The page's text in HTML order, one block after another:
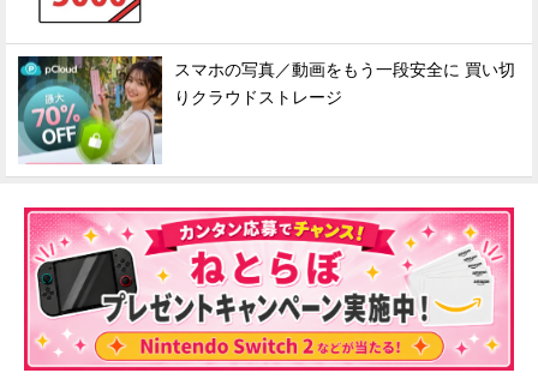
スマホの写真／動画をもう一段安全に 買い切
りクラウドストレージ